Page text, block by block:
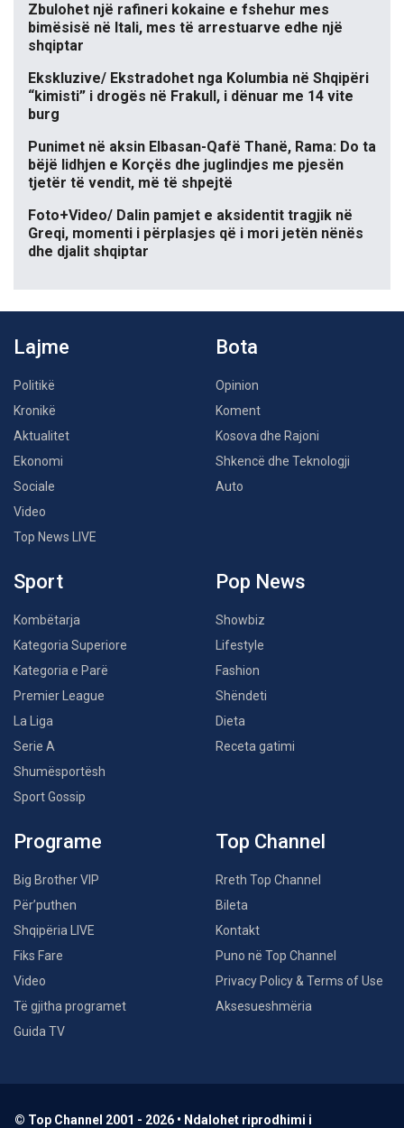
Zbulohet një rafineri kokaine e fshehur mes
bimësisë në Itali, mes të arrestuarve edhe një
shqiptar
Ekskluzive/ Ekstradohet nga Kolumbia në Shqipëri
“kimisti” i drogës në Frakull, i dënuar me 14 vite
burg
Punimet në aksin Elbasan-Qafë Thanë, Rama: Do ta
bëjë lidhjen e Korçës dhe juglindjes me pjesën
tjetër të vendit, më të shpejtë
Foto+Video/ Dalin pamjet e aksidentit tragjik në
Greqi, momenti i përplasjes që i mori jetën nënës
dhe djalit shqiptar
Lajme
Politikë
Kronikë
Aktualitet
Ekonomi
Sociale
Video
Top News LIVE
Bota
Opinion
Koment
Kosova dhe Rajoni
Shkencë dhe Teknologji
Auto
Sport
Kombëtarja
Kategoria Superiore
Kategoria e Parë
Premier League
La Liga
Serie A
Shumësportësh
Sport Gossip
Pop News
Showbiz
Lifestyle
Fashion
Shëndeti
Dieta
Receta gatimi
Programe
Big Brother VIP
Për’puthen
Shqipëria LIVE
Fiks Fare
Video
Të gjitha programet
Guida TV
Top Channel
Rreth Top Channel
Bileta
Kontakt
Puno në Top Channel
Privacy Policy & Terms of Use
Aksesueshmëria
© Top Channel 2001 - 2026 • Ndalohet riprodhimi i